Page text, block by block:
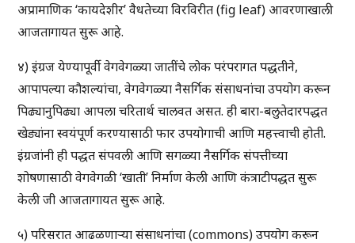
अप्रामाणिक ‘कायदेशीर’ वैधतेच्या विरविरीत (fig leaf) आवरणाखाली
आजतागायत सुरू आहे.
४) इंग्रज येण्यापूर्वी वेगवेगळ्या जातींचे लोक परंपरागत पद्धतीने,
आपापल्या कौशल्यांचा, वेगवेगळ्या नैसर्गिक संसाधनांचा उपयोग करून
पिढ्यानुपिढ्या आपला चरितार्थ चालवत असत. ही बारा-बलुतेदारपद्धत
खेड्यांना स्वयंपूर्ण करण्यासाठी फार उपयोगाची आणि महत्त्वाची होती.
इंग्रजांनी ही पद्धत संपवली आणि सगळ्या नैसर्गिक संपत्तीच्या
शोषणासाठी वेगवेगळी ‘खाती’ निर्माण केली आणि कंत्राटीपद्धत सुरू
केली जी आजतागायत सुरू आहे.
५) परिसरात आढळणार्‍या संसाधनांचा (commons) उपयोग करून